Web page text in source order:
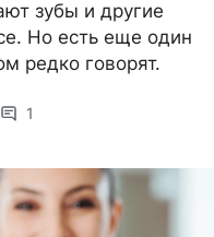
зубы и другие
Но есть еще один
редко говорят.
1